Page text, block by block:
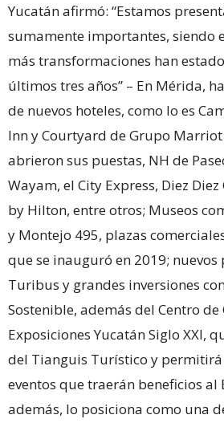
Yucatán afirmó: “Estamos
sumamente importantes, siendo
más transformaciones han
últimos tres años” – En Mérida,
de nuevos hoteles, como lo es
Inn y Courtyard de Grupo
abrieron sus puestas, NH de
Wayam, el City Express, Diez
by Hilton, entre otros; Museos
y Montejo 495, plazas
que se inauguró en 2019;
Turibus y grandes inversiones
Sostenible, además del Centro de
Exposiciones Yucatán Siglo XXI,
del Tianguis Turístico y
eventos que traerán beneficios al
además, lo posiciona como una